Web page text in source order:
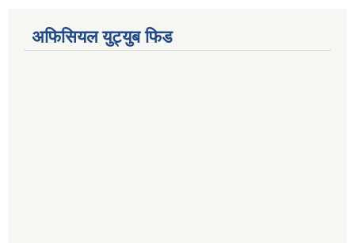
अफिसियल युट्युब फिड